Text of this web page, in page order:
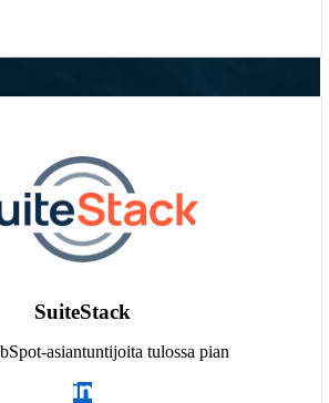
SuiteStack
asiantuntijoita tulossa pian